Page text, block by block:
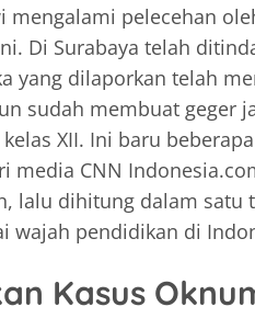
mengalami pelecehan
Di Surabaya telah
yang dilaporkan telah
sudah membuat geger
XII. Ini baru
CNN
lalu dihitung dalam satu
wajah pendidikan di
Kasus